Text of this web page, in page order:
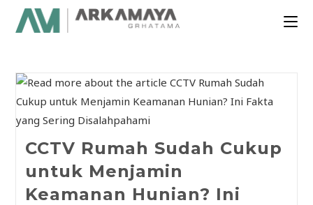
CCTV Rumah Sudah Cukup
untuk Menjamin
Keamanan Hunian? Ini